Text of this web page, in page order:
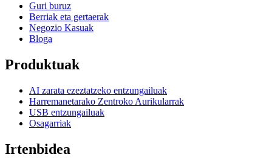
Guri buruz
Berriak eta gertaerak
Negozio Kasuak
Bloga
Produktuak
AI zarata ezeztatzeko entzungailuak
Harremanetarako Zentroko Aurikularrak
USB entzungailuak
Osagarriak
Irtenbidea